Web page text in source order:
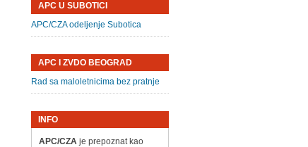
APC U SUBOTICI
APC/CZA odeljenje Subotica
APC I ZVDO BEOGRAD
Rad sa maloletnicima bez pratnje
INFO
APC/CZAje prepoznat kao